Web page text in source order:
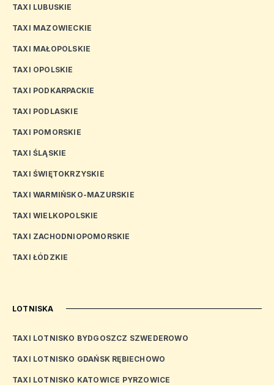
TAXI LUBUSKIE
TAXI MAZOWIECKIE
TAXI MAŁOPOLSKIE
TAXI OPOLSKIE
TAXI PODKARPACKIE
TAXI PODLASKIE
TAXI POMORSKIE
TAXI ŚLĄSKIE
TAXI ŚWIĘTOKRZYSKIE
TAXI WARMIŃSKO-MAZURSKIE
TAXI WIELKOPOLSKIE
TAXI ZACHODNIOPOMORSKIE
TAXI ŁÓDZKIE
LOTNISKA
TAXI LOTNISKO BYDGOSZCZ SZWEDEROWO
TAXI LOTNISKO GDAŃSK RĘBIECHOWO
TAXI LOTNISKO KATOWICE PYRZOWICE